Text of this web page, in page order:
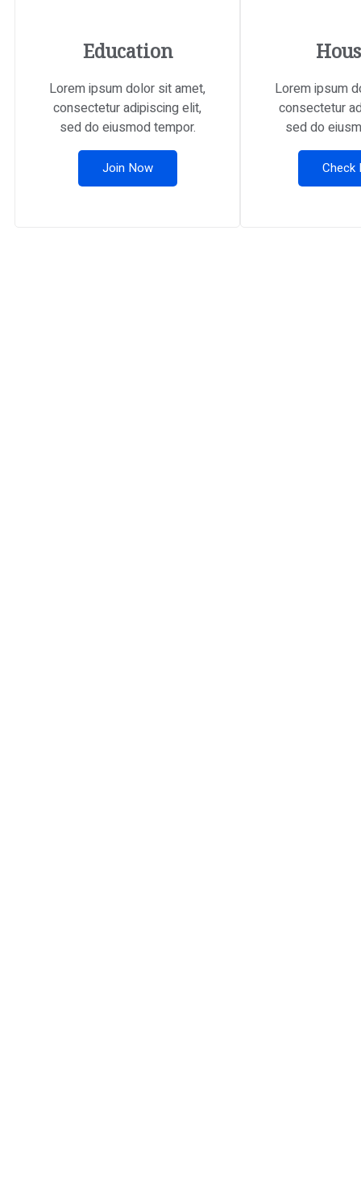
Education
Lorem ipsum dolor sit amet,
consectetur adipiscing elit,
sed do eiusmod tempor.
Join Now
Lorem ipsum
consectetur
sed do
Check